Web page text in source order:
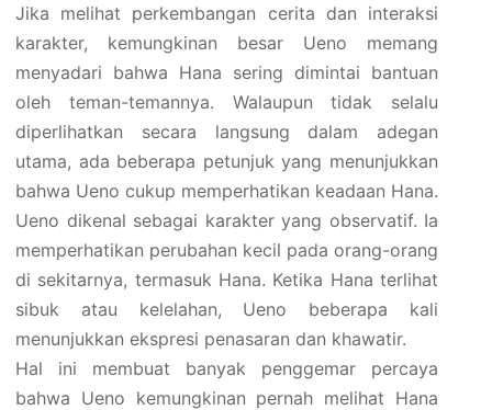
Jika melihat perkembangan cerita dan interaksi
karakter, kemungkinan besar Ueno memang
menyadari bahwa Hana sering dimintai bantuan
oleh teman-temannya. Walaupun tidak selalu
diperlihatkan secara langsung dalam adegan
utama, ada beberapa petunjuk yang menunjukkan
bahwa Ueno cukup memperhatikan keadaan Hana.
Ueno dikenal sebagai karakter yang observatif. Ia
memperhatikan perubahan kecil pada orang-orang
di sekitarnya, termasuk Hana. Ketika Hana terlihat
sibuk atau kelelahan, Ueno beberapa kali
menunjukkan ekspresi penasaran dan khawatir.
Hal ini membuat banyak penggemar percaya
bahwa Ueno kemungkinan pernah melihat Hana